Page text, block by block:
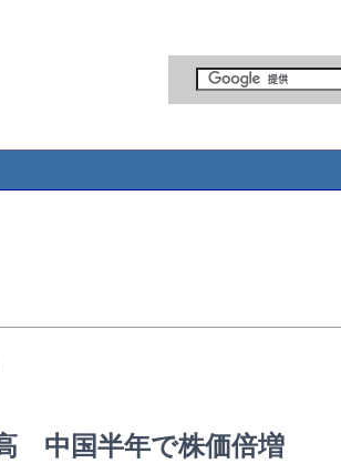
中国半年で株価倍増